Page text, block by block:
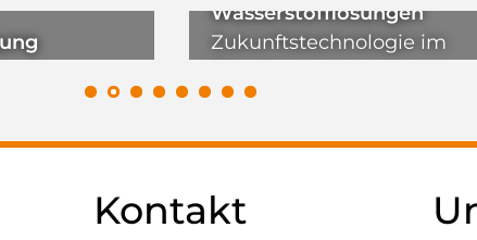
Wasserstofflösungen
Zukunftstechnologie im
Kontakt